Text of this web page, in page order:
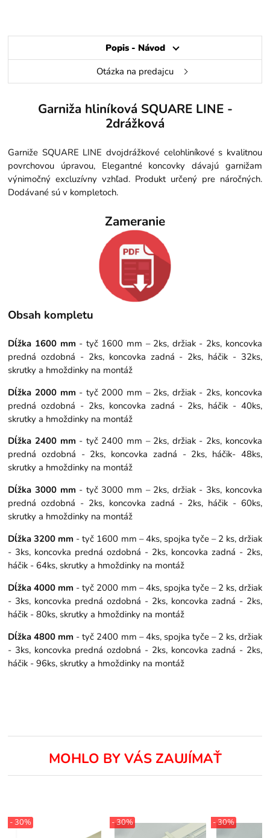
Popis - Návod
Otázka na predajcu
Garniža hliníková SQUARE LINE -
2drážková
Garniže SQUARE LINE dvojdrážkové celohliníkové s kvalitnou
povrchovou úpravou, Elegantné koncovky dávajú garnižam
výnimočný excluzívny vzhľad. Produkt určený pre náročných.
Dodávané sú v kompletoch.
Zameranie
Obsah kompletu
Dĺžka 1600 mm - tyč 1600 mm – 2ks, držiak - 2ks, koncovka
predná ozdobná - 2ks, koncovka zadná - 2ks, háčik - 32ks,
skrutky a hmoždinky na montáž
Dĺžka 2000 mm - tyč 2000 mm – 2ks, držiak - 2ks, koncovka
predná ozdobná - 2ks, koncovka zadná - 2ks, háčik - 40ks,
skrutky a hmoždinky na montáž
Dĺžka 2400 mm - tyč 2400 mm – 2ks, držiak - 2ks, koncovka
predná ozdobná - 2ks, koncovka zadná - 2ks, háčik- 48ks,
skrutky a hmoždinky na montáž
Dĺžka 3000 mm - tyč 3000 mm – 2ks, držiak - 3ks, koncovka
predná ozdobná - 2ks, koncovka zadná - 2ks, háčik - 60ks,
skrutky a hmoždinky na montáž
Dĺžka 3200 mm - tyč 1600 mm – 4ks, spojka tyče – 2 ks, držiak
- 3ks, koncovka predná ozdobná - 2ks, koncovka zadná - 2ks,
háčik - 64ks, skrutky a hmoždinky na montáž
Dĺžka 4000 mm - tyč 2000 mm – 4ks, spojka tyče – 2 ks, držiak
- 3ks, koncovka predná ozdobná - 2ks, koncovka zadná - 2ks,
háčik - 80ks, skrutky a hmoždinky na montáž
Dĺžka 4800 mm - tyč 2400 mm – 4ks, spojka tyče – 2 ks, držiak
- 3ks, koncovka predná ozdobná - 2ks, koncovka zadná - 2ks,
háčik - 96ks, skrutky a hmoždinky na montáž
MOHLO BY VÁS ZAUJÍMAŤ
- 30% - 30% - 30%